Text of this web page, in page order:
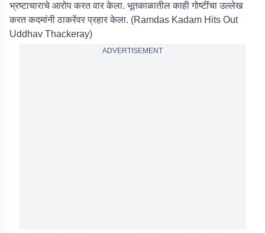
भ्रष्टाचाराचे आरोप करत वार केला. भूतकाळातील काही गोष्टींचा उल्लेख
करत कदमांनी ठाकरेंवर प्रहार केला. (Ramdas Kadam Hits Out
Uddhav Thackeray)
ADVERTISEMENT